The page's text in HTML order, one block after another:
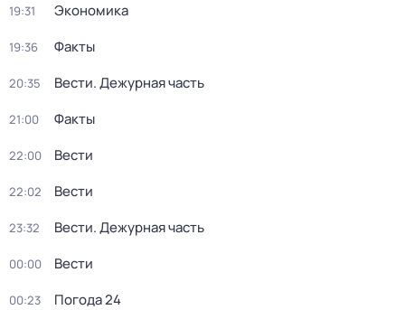
19:31 Экономика
19:36 Факты
20:35 Вести. Дежурная часть
21:00 Факты
22:00 Вести
22:02 Вести
23:32 Вести. Дежурная часть
00:00 Вести
00:23 Погода 24